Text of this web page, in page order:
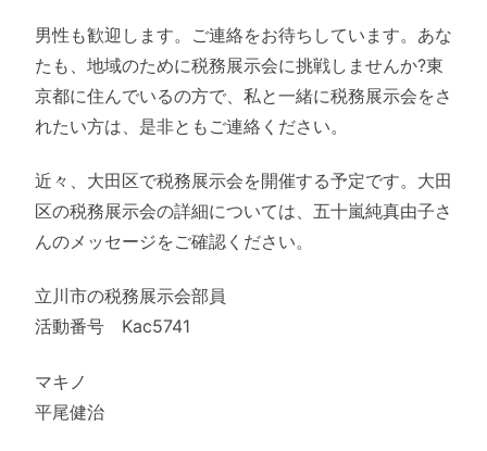
男性も歓迎します。ご連絡をお待ちしています。あな
たも、地域のために税務展示会に挑戦しませんか?東
京都に住んでいるの方で、私と一緒に税務展示会をさ
れたい方は、是非ともご連絡ください。
近々、大田区で税務展示会を開催する予定です。大田
区の税務展示会の詳細については、五十嵐純真由子さ
んのメッセージをご確認ください。
立川市の税務展示会部員
活動番号 Kac5741
マキノ
平尾健治